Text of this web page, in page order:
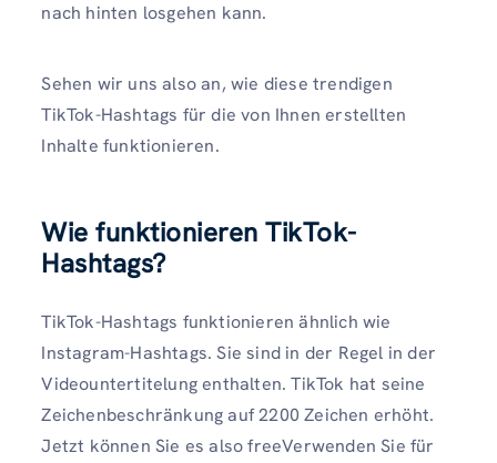
nach hinten losgehen kann.
Sehen wir uns also an, wie diese trendigen
TikTok-Hashtags für die von Ihnen erstellten
Inhalte funktionieren.
Wie funktionieren TikTok-
Hashtags?
TikTok-Hashtags funktionieren ähnlich wie
Instagram-Hashtags. Sie sind in der Regel in der
Videountertitelung enthalten. TikTok hat seine
Zeichenbeschränkung auf 2200 Zeichen erhöht.
Jetzt können Sie es also freeVerwenden Sie für